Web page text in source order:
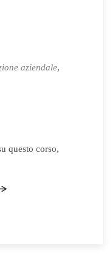
aziendale,
questo corso,